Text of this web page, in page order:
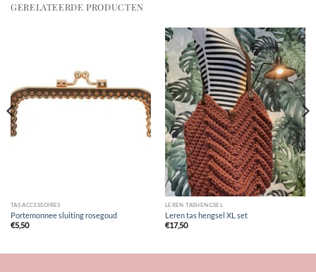
GERELATEERDE PRODUCTEN
TAS ACCESSOIRES
Portemonnee sluiting rosegoud
€5,50
LEREN TASHENGSEL
Leren tas hengsel XL set
€17,50